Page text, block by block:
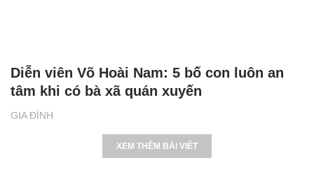
GIA ĐÌNH
Diễn viên Võ Hoài Nam: 5 bố con luôn an
tâm khi có bà xã quán xuyến
XEM THÊM BÀI VIẾT